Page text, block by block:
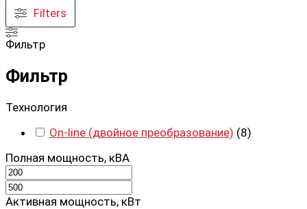
Filters
Фильтр
Фильтр
Технология
On-line (двойное преобразование) (8)
Полная мощность, кВА
Активная мощность, кВт